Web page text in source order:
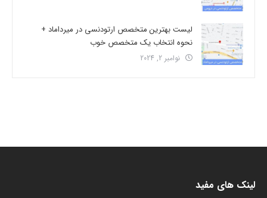
لیست بهترین متخصص ارتودنسی در میرداماد +
نحوه انتخاب یک متخصص خوب
نوامبر 2, 2024
لینک های مفید